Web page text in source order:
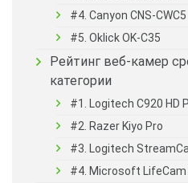
#4. Canyon CNS-CWC5
#5. Oklick OK-C35
Рейтинг веб-камер
категории
#1. Logitech C920 HD
#2. Razer Kiyo Pro
#3. Logitech
#4. Microsoft LifeCam